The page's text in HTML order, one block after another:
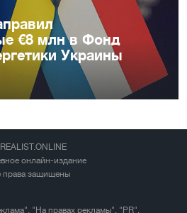
€8 млн в Фонд
Украины
онлайн-издание
права защищены
"На правах рекламы", "PR",